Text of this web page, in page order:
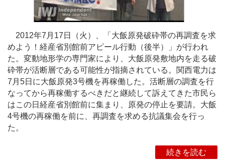
2012年7月17日（火）、「大飯原発破砕帯の再調査を求
めよう！経産省別館前アピール行動（後半）」が行われ
た。変動地形学の専門家により、大飯原発敷地内を走る破
砕帯が活断層である可能性が指摘されている。関西電力は
7月5日に大飯原発3号機を再稼働した。活断層の調査を行
なってから再稼働するべきだと継続して訴えてきた市民ら
はこの日経産省別館前に集まり、原発の停止を要請。大飯
4号機の再稼働を前に、再調査を求める抗議集会を行っ
た。
続きを読む